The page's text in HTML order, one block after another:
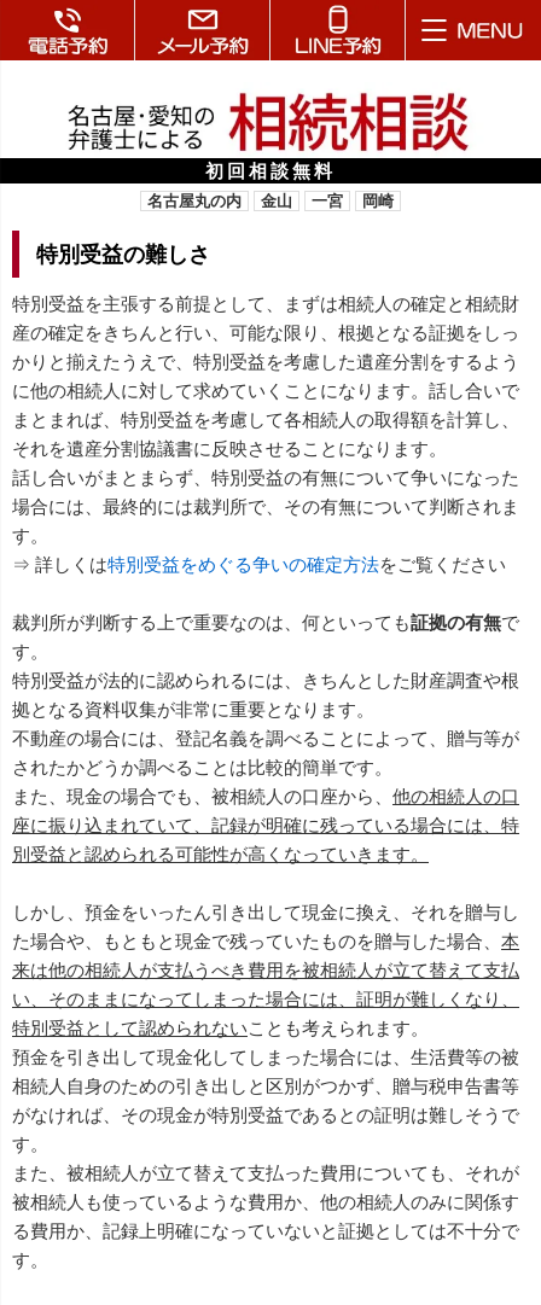
初回相談無料
名古屋丸の内 金山 一宮 岡崎
特別受益の難しさ
特別受益を主張する前提として、まずは相続人の確定と相続財
産の確定をきちんと行い、可能な限り、根拠となる証拠をしっ
かりと揃えたうえで、特別受益を考慮した遺産分割をするよう
に他の相続人に対して求めていくことになります。話し合いで
まとまれば、特別受益を考慮して各相続人の取得額を計算し、
それを遺産分割協議書に反映させることになります。
話し合いがまとまらず、特別受益の有無について争いになった
場合には、最終的には裁判所で、その有無について判断されま
す。
⇒ 詳しくは特別受益をめぐる争いの確定方法をご覧ください
裁判所が判断する上で重要なのは、何といっても証拠の有無で
す。
特別受益が法的に認められるには、きちんとした財産調査や根
拠となる資料収集が非常に重要となります。
不動産の場合には、登記名義を調べることによって、贈与等が
されたかどうか調べることは比較的簡単です。
また、現金の場合でも、被相続人の口座から、 他の相続人の口
座に振り込まれていて、記録が明確に残っている場合には、特
別受益と認められる可能性が高くなっていきます。
しかし、預金をいったん引き出して現金に換え、それを贈与し
た場合や、もともと現金で残っていたものを贈与した場合、 本
来は他の相続人が支払うべき費用を被相続人が立て替えて支払
い、そのままになってしまった場合には、証明が難しくなり、
特別受益として認められないことも考えられます。
預金を引き出して現金化してしまった場合には、生活費等の被
相続人自身のための引き出しと区別がつかず、贈与税申告書等
がなければ、その現金が特別受益であるとの証明は難しそうで
す。
また、被相続人が立て替えて支払った費用についても、それが
被相続人も使っているような費用か、他の相続人のみに関係す
る費用か、記録上明確になっていないと証拠としては不十分で
す。